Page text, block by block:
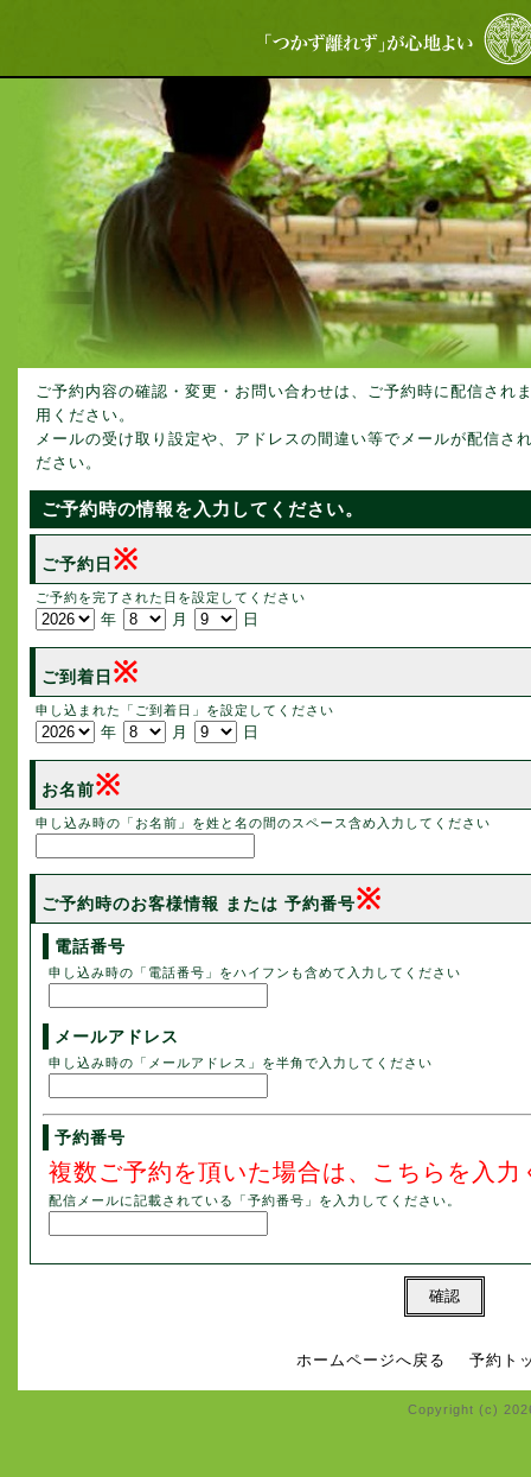
ご予約内容の確認・変更・お問い合わせは、ご予約時に配信され
用ください。
メールの受け取り設定や、アドレスの間違い等でメールが配信さ
ださい。
ご予約時の情報を入力してください。
ご予約日 ※
ご予約を完了された日を設定してください
年 月 日
ご到着日 ※
申し込まれた「ご到着日」を設定してください
年 月 日
お名前※
申し込み時の「お名前」を姓と名の間のスペース含め入力してください
ご予約時のお客様情報 または 予約番号※
電話番号
申し込み時の「電話番号」をハイフンも含めて入力してください
メールアドレス
申し込み時の「メールアドレス」を半角で入力してください
予約番号
複数ご予約を頂いた場合は、こちらを入力
配信メールに記載されている「予約番号」を入力してください。
ホームページへ戻る 予約ト
Copyright (c)